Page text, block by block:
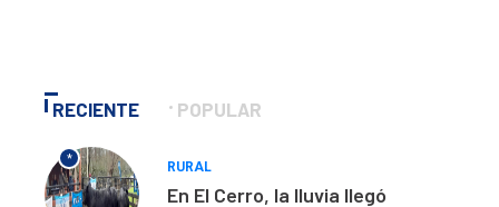
RECIENTE POPULAR
*
RURAL
En El Cerro, la lluvia llegó